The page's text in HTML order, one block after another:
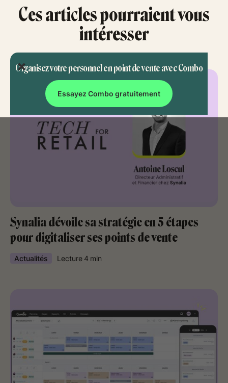
Organisez votre personnel en point de vente avec Combo
Essayez Combo gratuitement
Ces articles pourraient vous
intéresser
Synalia dévoile sa stratégie en 5 étapes
pour digitaliser ses points de vente
Actualités Lecture 4 min